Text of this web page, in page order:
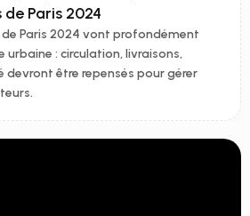
Paris 2024
de Paris 2024 vont profondément
: circulation, livraisons,
devront être repensés pour gérer